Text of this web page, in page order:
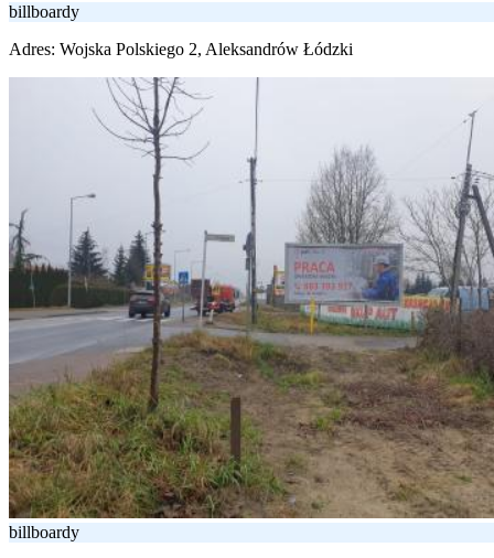
billboardy
Adres: Wojska Polskiego 2, Aleksandrów Łódzki
billboardy